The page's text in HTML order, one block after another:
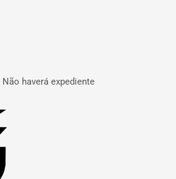
Não haverá expediente